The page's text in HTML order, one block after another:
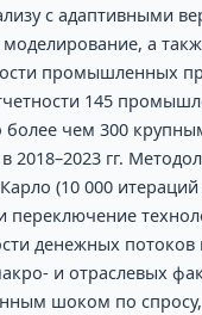
с адаптивными
а
промышленных
145
чем 300
гг.
(10 000
денежных
и отраслевых
шоком по